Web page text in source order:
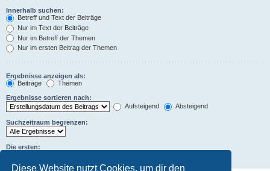
Diese Website nutzt Cookies, um dir den
Innerhalb suchen:
Betreff und Text der Beiträge
Nur im Text der Beiträge
Nur im Betreff der Themen
Nur im ersten Beitrag der Themen
Ergebnisse anzeigen als:
Beiträge
Themen
Ergebnisse sortieren nach:
Aufsteigend
Absteigend
Suchzeitraum begrenzen:
Die ersten: